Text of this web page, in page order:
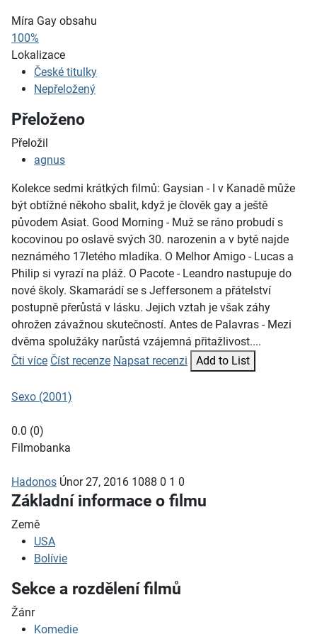
Míra Gay obsahu
100%
Lokalizace
České titulky
Nepřeložený
Přeloženo
Přeložil
agnus
Kolekce sedmi krátkých filmů: Gaysian - I v Kanadě může
být obtížné někoho sbalit, když je člověk gay a ještě
původem Asiat. Good Morning - Muž se ráno probudí s
kocovinou po oslavě svých 30. narozenin a v bytě najde
neznámého 17letého mladíka. O Melhor Amigo - Lucas a
Philip si vyrazí na pláž. O Pacote - Leandro nastupuje do
nové školy. Skamarádí se s Jeffersonem a přátelství
postupně přerůstá v lásku. Jejich vztah je však záhy
ohrožen závažnou skutečností. Antes de Palavras - Mezi
dvěma spolužáky narůstá vzájemná přitažlivost....
Čti více Číst recenze Napsat recenzi Add to List
Sexo (2001)
0.0 (0)
Filmobanka
Hadonos Únor 27, 2016 1088 0 1 0
Základní informace o filmu
Země
USA
Bolívie
Sekce a rozdělení filmů
Žánr
Komedie